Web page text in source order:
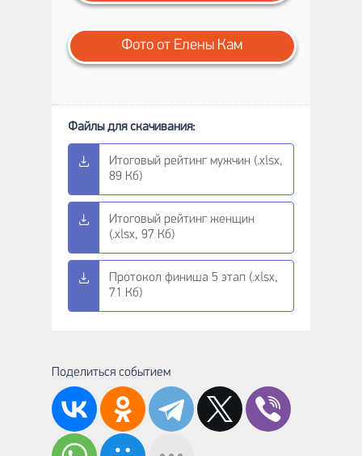
Фото от Елены Кам
Итоговый рейтинг мужчин (.xlsx,
89 Кб)
Итоговый рейтинг женщин
(.xlsx, 97 Кб)
Протокол финиша 5 этап (.xlsx,
71 Кб)
Поделиться событием